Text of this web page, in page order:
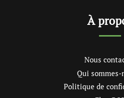
À
Nous
Qui sommes-
Politique de